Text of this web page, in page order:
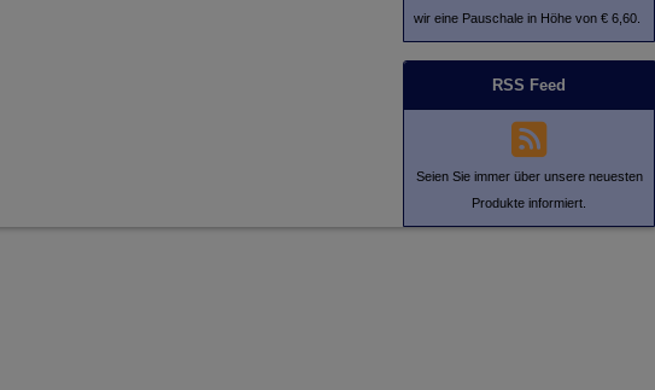
wir eine Pauschale in Höhe von € 6,60.
RSS Feed
Seien Sie immer über unsere neuesten
Produkte informiert.